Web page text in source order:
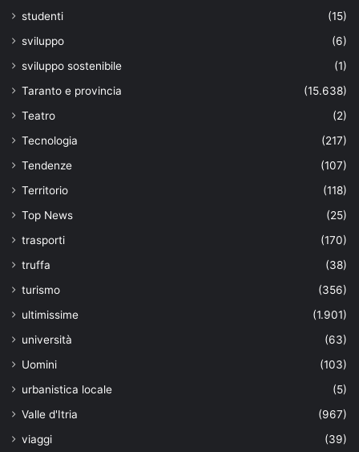
studenti
(15)
sviluppo
(6)
sviluppo sostenibile
(1)
Taranto e provincia
(15.638)
Teatro
(2)
Tecnologia
(217)
Tendenze
(107)
Territorio
(118)
Top News
(25)
trasporti
(170)
truffa
(38)
turismo
(356)
ultimissime
(1.901)
università
(63)
Uomini
(103)
urbanistica locale
(5)
Valle d'Itria
(967)
viaggi
(39)